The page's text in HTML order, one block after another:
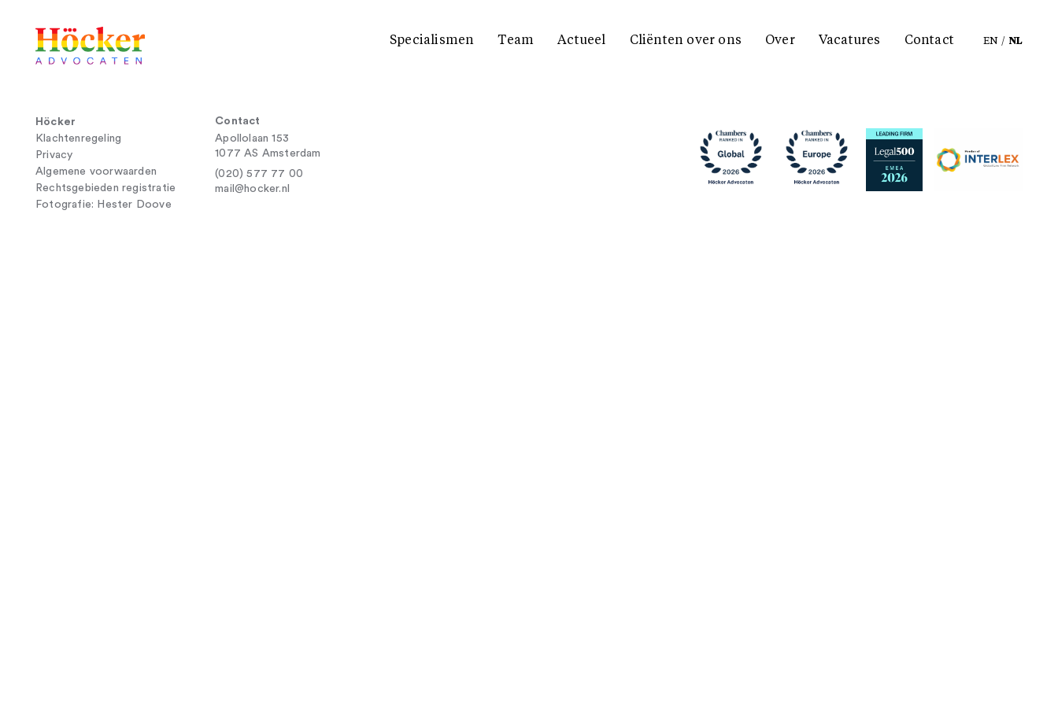
Specialismen Team Actueel Cliënten over ons Over Vacatures Contact EN / NL
Höcker
Klachtenregeling
Privacy
Algemene voorwaarden
Rechtsgebieden registratie
Fotografie: Hester Doove
Contact
Apollolaan 153
1077 AS Amsterdam
(020) 577 77 00
mail@hocker.nl